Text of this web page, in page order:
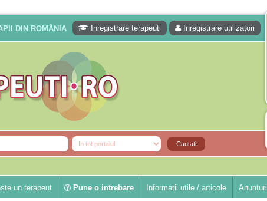
DIN ROMÂNIA Inregistrare terapeuti Inregistrare utilizatori
un terapeut Pune o intrebare Informatii utile / articole Anunturi